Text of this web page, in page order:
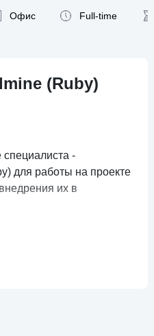
Офис Full-time
(Ruby)
специалиста -
для работы на проекте
их в